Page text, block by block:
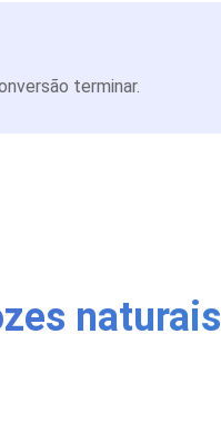
terminar.
naturais